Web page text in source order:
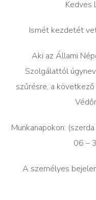
Kedves
Ismét kezdetét
Aki az Állami
Szolgálattól
szűrésre, a
Munkanapokon:
06 –
A személyes